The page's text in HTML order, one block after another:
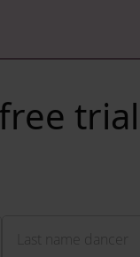
trial
Last name dancer